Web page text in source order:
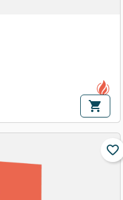
shopping_cart
favorite_border